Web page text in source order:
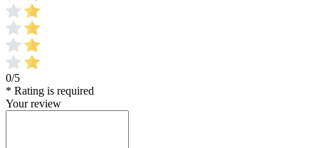
0/5
* Rating is required
Your review